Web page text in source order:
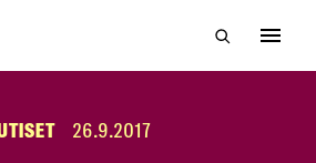
Hae
26.9.2017